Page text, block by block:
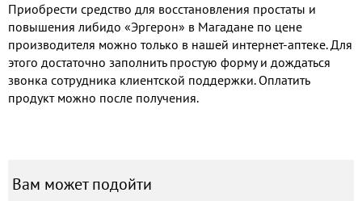
Приобрести средство для восстановления простаты и
повышения либидо «Эргерон» в Магадане​ по цене
производителя можно только в нашей интернет-аптеке. Для
этого достаточно заполнить простую форму и дождаться
звонка сотрудника клиентской поддержки. Оплатить
продукт можно после получения.
Вам может подойти